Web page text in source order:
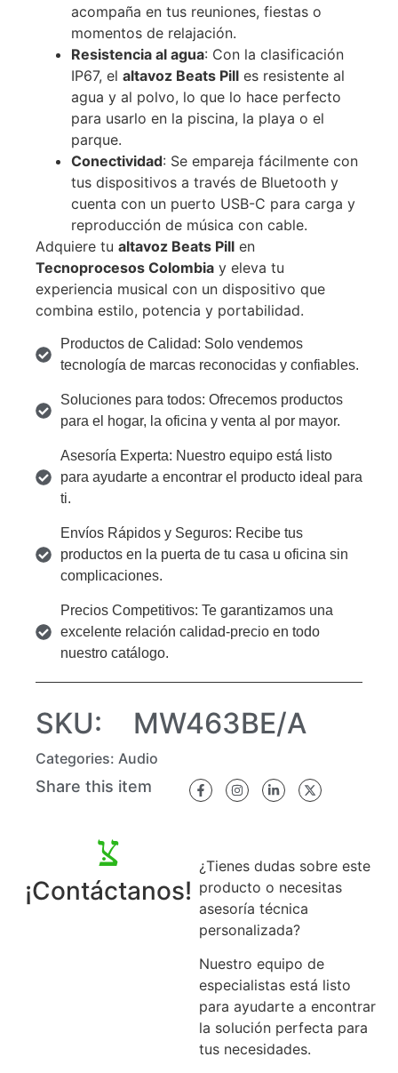
¡Contáctanos!
¿Tienes dudas sobre este
producto o necesitas
asesoría técnica
personalizada?
Nuestro equipo de
especialistas está listo
para ayudarte a encontrar
la solución perfecta para
tus necesidades.
acompaña en tus reuniones, fiestas o
momentos de relajación.
Resistencia al agua: Con la clasificación
IP67, el altavoz Beats Pill es resistente al
agua y al polvo, lo que lo hace perfecto
para usarlo en la piscina, la playa o el
parque.
Conectividad: Se empareja fácilmente con
tus dispositivos a través de Bluetooth y
cuenta con un puerto USB-C para carga y
reproducción de música con cable.
Adquiere tu altavoz Beats Pill en
Tecnoprocesos Colombia y eleva tu
experiencia musical con un dispositivo que
combina estilo, potencia y portabilidad.
Productos de Calidad: Solo vendemos
tecnología de marcas reconocidas y confiables.
Soluciones para todos: Ofrecemos productos
para el hogar, la oficina y venta al por mayor.
Asesoría Experta: Nuestro equipo está listo
para ayudarte a encontrar el producto ideal para
ti.
Envíos Rápidos y Seguros: Recibe tus
productos en la puerta de tu casa u oficina sin
complicaciones.
Precios Competitivos: Te garantizamos una
excelente relación calidad-precio en todo
nuestro catálogo.
SKU: MW463BE/A
Categories: Audio
Share this item